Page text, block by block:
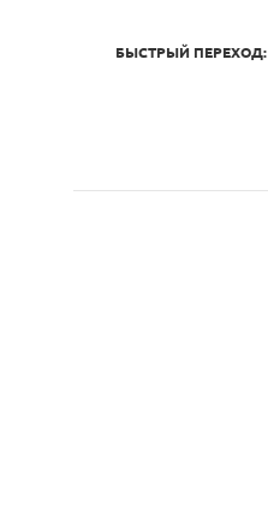
БЫСТРЫЙ ПЕРЕХОД: